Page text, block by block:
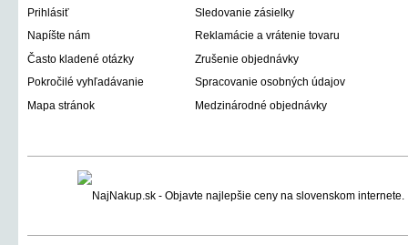
Prihlásiť
Sledovanie zásielky
Napíšte nám
Reklamácie a vrátenie tovaru
Často kladené otázky
Zrušenie objednávky
Pokročilé vyhľadávanie
Spracovanie osobných údajov
Mapa stránok
Medzinárodné objednávky